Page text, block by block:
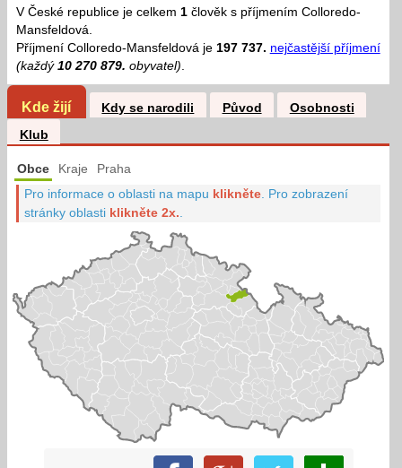
V České republice je celkem 1člověk s příjmením Colloredo-
Mansfeldová.
Příjmení Colloredo-Mansfeldová je 197 737. nejčastější příjmení
(každý 10 270 879. obyvatel).
Kde žijí Kdy se narodili Původ
Osobnosti
Klub
Obce Kraje Praha
Pro informace o oblasti na mapu klikněte Pro zobrazení
stránky oblasti klikněte 2x.